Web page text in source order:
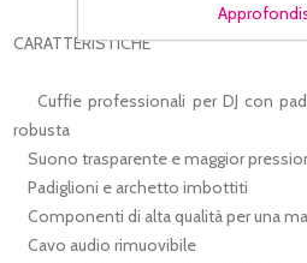
CARATTERISTICHE
Cuffie professionali per DJ con
robusta
Suono trasparente e maggior
Padiglioni e archetto imbottiti
Componenti di alta qualità per una
Cavo audio rimuovibile